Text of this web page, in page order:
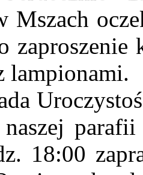
Mszach
lampionami.
18:00